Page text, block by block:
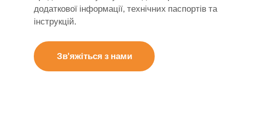
додаткової інформації, технічних паспортів та
інструкцій.
Зв'яжіться з нами